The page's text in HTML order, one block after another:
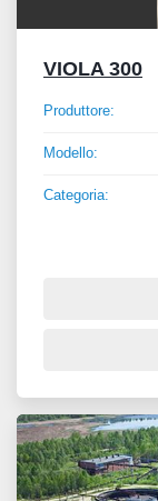
VIOLA 300
Produttore:
Modello:
Categoria: